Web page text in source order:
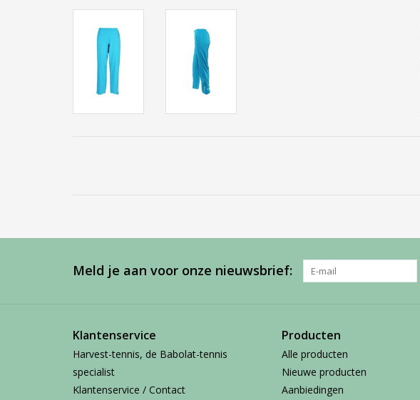
Meld je aan voor onze nieuwsbrief:
Klantenservice
Harvest-tennis, de Babolat-tennis
specialist
Klantenservice / Contact
Producten
Alle producten
Nieuwe producten
Aanbiedingen